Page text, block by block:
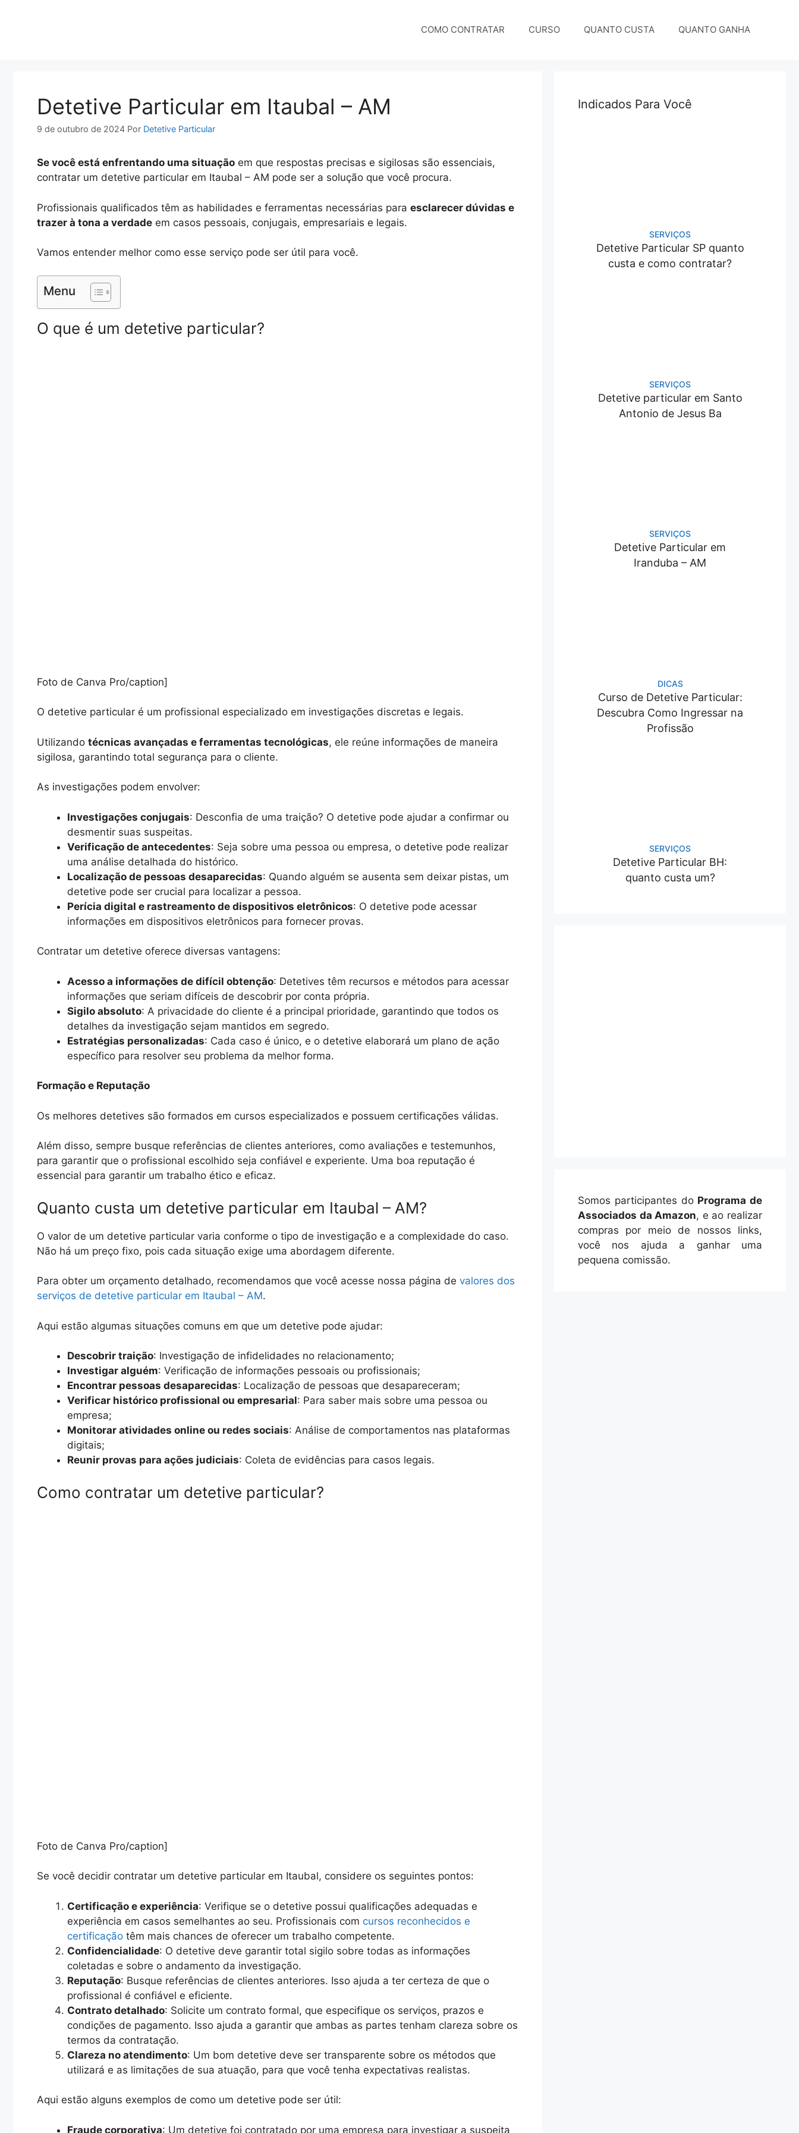
COMO CONTRATAR CURSO QUANTO CUSTA QUANTO GANHA
Detetive Particular em Itaubal – AM
9 de outubro de 2024 Por Detetive Particular
Se você está enfrentando uma situação em que respostas precisas e sigilosas são essenciais,
contratar um detetive particular em Itaubal – AM pode ser a solução que você procura.
Profissionais qualificados têm as habilidades e ferramentas necessárias para esclarecer dúvidas e
trazer à tona a verdade em casos pessoais, conjugais, empresariais e legais.
Vamos entender melhor como esse serviço pode ser útil para você.
Menu
O que é um detetive particular?
Foto de Canva Pro/caption]
O detetive particular é um profissional especializado em investigações discretas e legais.
Utilizando técnicas avançadas e ferramentas tecnológicas, ele reúne informações de maneira
sigilosa, garantindo total segurança para o cliente.
As investigações podem envolver:
Investigações conjugais: Desconfia de uma traição? O detetive pode ajudar a confirmar ou
desmentir suas suspeitas.
Verificação de antecedentes: Seja sobre uma pessoa ou empresa, o detetive pode realizar
uma análise detalhada do histórico.
Localização de pessoas desaparecidas: Quando alguém se ausenta sem deixar pistas, um
detetive pode ser crucial para localizar a pessoa.
Perícia digital e rastreamento de dispositivos eletrônicos: O detetive pode acessar
informações em dispositivos eletrônicos para fornecer provas.
Contratar um detetive oferece diversas vantagens:
Acesso a informações de difícil obtenção: Detetives têm recursos e métodos para acessar
informações que seriam difíceis de descobrir por conta própria.
Sigilo absoluto: A privacidade do cliente é a principal prioridade, garantindo que todos os
detalhes da investigação sejam mantidos em segredo.
Estratégias personalizadas: Cada caso é único, e o detetive elaborará um plano de ação
específico para resolver seu problema da melhor forma.
Formação e Reputação
Os melhores detetives são formados em cursos especializados e possuem certificações válidas.
Além disso, sempre busque referências de clientes anteriores, como avaliações e testemunhos,
para garantir que o profissional escolhido seja confiável e experiente. Uma boa reputação é
essencial para garantir um trabalho ético e eficaz.
Quanto custa um detetive particular em Itaubal – AM?
O valor de um detetive particular varia conforme o tipo de investigação e a complexidade do caso.
Não há um preço fixo, pois cada situação exige uma abordagem diferente.
Para obter um orçamento detalhado, recomendamos que você acesse nossa página de valores dos
serviços de detetive particular em Itaubal – AM.
Aqui estão algumas situações comuns em que um detetive pode ajudar:
Descobrir traição: Investigação de infidelidades no relacionamento;
Investigar alguém: Verificação de informações pessoais ou profissionais;
Encontrar pessoas desaparecidas: Localização de pessoas que desapareceram;
Verificar histórico profissional ou empresarial: Para saber mais sobre uma pessoa ou
empresa;
Monitorar atividades online ou redes sociais: Análise de comportamentos nas plataformas
digitais;
Reunir provas para ações judiciais: Coleta de evidências para casos legais.
Como contratar um detetive particular?
Foto de Canva Pro/caption]
Se você decidir contratar um detetive particular em Itaubal, considere os seguintes pontos:
Certificação e experiência: Verifique se o detetive possui qualificações adequadas e
experiência em casos semelhantes ao seu. Profissionais com cursos reconhecidos e
certificação têm mais chances de oferecer um trabalho competente.
Confidencialidade: O detetive deve garantir total sigilo sobre todas as informações
coletadas e sobre o andamento da investigação.
Reputação: Busque referências de clientes anteriores. Isso ajuda a ter certeza de que o
profissional é confiável e eficiente.
Contrato detalhado: Solicite um contrato formal, que especifique os serviços, prazos e
condições de pagamento. Isso ajuda a garantir que ambas as partes tenham clareza sobre os
termos da contratação.
Clareza no atendimento: Um bom detetive deve ser transparente sobre os métodos que
utilizará e as limitações de sua atuação, para que você tenha expectativas realistas.
Aqui estão alguns exemplos de como um detetive pode ser útil:
Fraude corporativa: Um detetive foi contratado por uma empresa para investigar a suspeita
Indicados Para Você
SERVIÇOS
Detetive Particular SP quanto
custa e como contratar?
SERVIÇOS
Detetive particular em Santo
Antonio de Jesus Ba
SERVIÇOS
Detetive Particular em
Iranduba – AM
DICAS
Curso de Detetive Particular:
Descubra Como Ingressar na
Profissão
SERVIÇOS
Detetive Particular BH:
quanto custa um?
Somos participantes do Programa de
Associados da Amazon, e ao realizar
compras por meio de nossos links,
você nos ajuda a ganhar uma
pequena comissão.